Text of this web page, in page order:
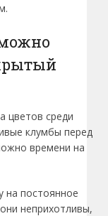
цветов среди
клумбы перед
времени на
на постоянное
неприхотливы,